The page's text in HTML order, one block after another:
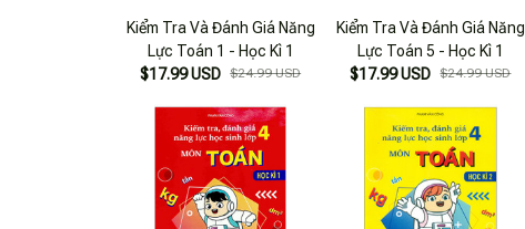
Kiểm Tra Và Đánh Giá Năng
Lực Toán 1 - Học Kì 1
$17.99 USD $24.99 USD
Kiểm Tra Và Đánh Giá Năng
Lực Toán 5 - Học Kì 1
$17.99 USD
$24.99 USD